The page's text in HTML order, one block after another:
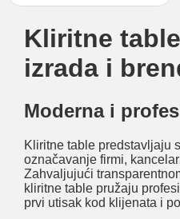
Kliritne
izrada i
Moderna i
Kliritne table predstavljaju
označavanje firmi,
Zahvaljujući
kliritne table pružaju
prvi utisak kod klijenata i